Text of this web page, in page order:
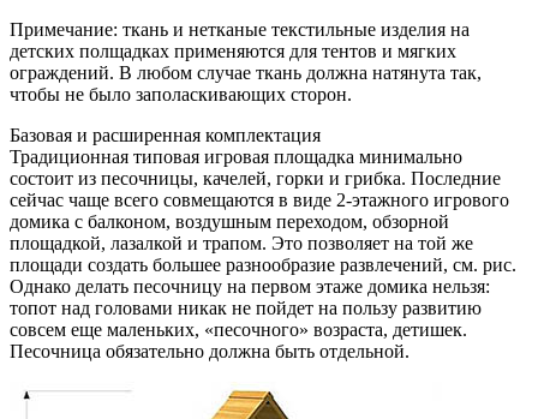
Примечание: ткань и нетканые текстильные изделия на
детских полщадках применяются для тентов и мягких
ограждений. В любом случае ткань должна натянута так,
чтобы не было заполаскивающих сторон.
Базовая и расширенная комплектация
Традиционная типовая игровая площадка минимально
состоит из песочницы, качелей, горки и грибка. Последние
сейчас чаще всего совмещаются в виде 2-этажного игрового
домика с балконом, воздушным переходом, обзорной
площадкой, лазалкой и трапом. Это позволяет на той же
площади создать большее разнообразие развлечений, см. рис.
Однако делать песочницу на первом этаже домика нельзя:
топот над головами никак не пойдет на пользу развитию
совсем еще маленьких, «песочного» возраста, детишек.
Песочница обязательно должна быть отдельной.